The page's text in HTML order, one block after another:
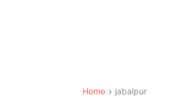
Home jabalpur